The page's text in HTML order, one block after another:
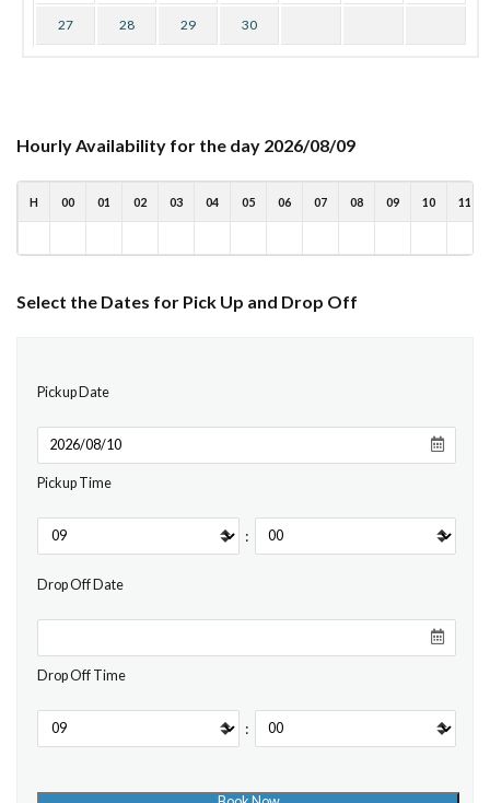
27 28 29 30
Hourly Availability for the day 2026/08/09
H 00 01 02 03 04 05 06 07 08 09 10 11
Select the Dates for Pick Up and Drop Off
Pickup Date
Pickup Time
:
Drop Off Date
Drop Off Time
: